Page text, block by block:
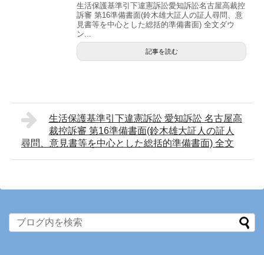
生活保護基準引下違憲訴訟愛知訴訟名古屋高裁控
訴審 第16準備書面(鈴木雄大証人の証人尋問、意
見書等を中心とした総括的準備書面) 全文ダウ
ン...
記事を読む
生活保護基準引下違憲訴訟 愛知訴訟 名古屋高
裁控訴審 第16準備書面(鈴木雄大証人の証人
尋問、意見書等を中心とした総括的準備書面) 全文